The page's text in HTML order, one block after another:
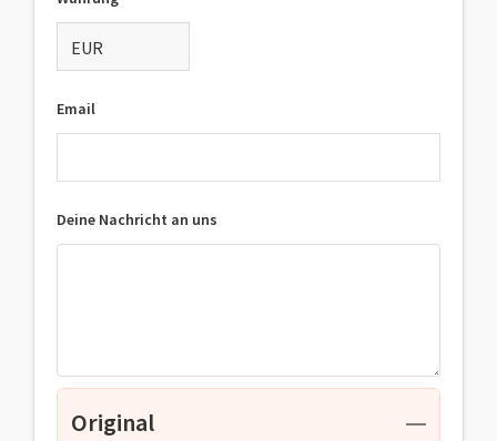
Email
Deine Nachricht an uns
Original
—